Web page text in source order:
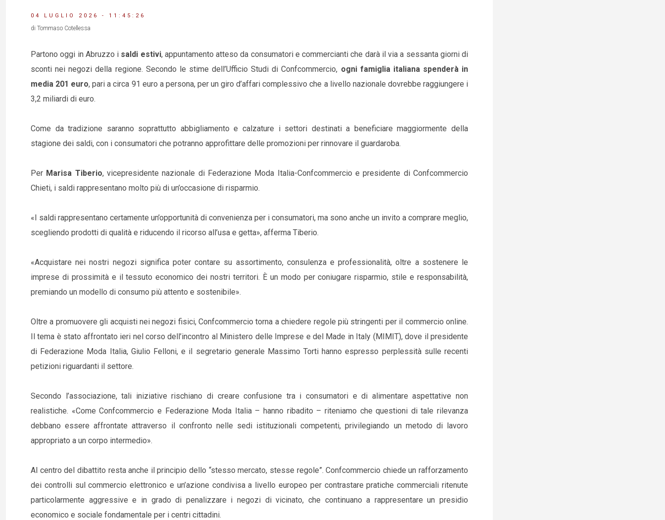
04 LUGLIO 2026 - 11:45:26
di Tommaso Cotellessa
Partono oggi in Abruzzo i saldi estivi, appuntamento atteso da consumatori e commercianti che darà il via a sessanta giorni di
sconti nei negozi della regione. Secondo le stime dell’Ufficio Studi di Confcommercio, ogni famiglia italiana spenderà in
media 201 euro, pari a circa 91 euro a persona, per un giro d’affari complessivo che a livello nazionale dovrebbe raggiungere i
3,2 miliardi di euro.
Come da tradizione saranno soprattutto abbigliamento e calzature i settori destinati a beneficiare maggiormente della
stagione dei saldi, con i consumatori che potranno approfittare delle promozioni per rinnovare il guardaroba.
Per Marisa Tiberio, vicepresidente nazionale di Federazione Moda Italia-Confcommercio e presidente di Confcommercio
Chieti, i saldi rappresentano molto più di un’occasione di risparmio.
«I saldi rappresentano certamente un’opportunità di convenienza per i consumatori, ma sono anche un invito a comprare meglio,
scegliendo prodotti di qualità e riducendo il ricorso all’usa e getta», afferma Tiberio.
«Acquistare nei nostri negozi significa poter contare su assortimento, consulenza e professionalità, oltre a sostenere le
imprese di prossimità e il tessuto economico dei nostri territori. È un modo per coniugare risparmio, stile e responsabilità,
premiando un modello di consumo più attento e sostenibile».
Oltre a promuovere gli acquisti nei negozi fisici, Confcommercio torna a chiedere regole più stringenti per il commercio online.
Il tema è stato affrontato ieri nel corso dell’incontro al Ministero delle Imprese e del Made in Italy (MIMIT), dove il presidente
di Federazione Moda Italia, Giulio Felloni, e il segretario generale Massimo Torti hanno espresso perplessità sulle recenti
petizioni riguardanti il settore.
Secondo l’associazione, tali iniziative rischiano di creare confusione tra i consumatori e di alimentare aspettative non
realistiche. «Come Confcommercio e Federazione Moda Italia – hanno ribadito – riteniamo che questioni di tale rilevanza
debbano essere affrontate attraverso il confronto nelle sedi istituzionali competenti, privilegiando un metodo di lavoro
appropriato a un corpo intermedio».
Al centro del dibattito resta anche il principio dello “stesso mercato, stesse regole”. Confcommercio chiede un rafforzamento
dei controlli sul commercio elettronico e un’azione condivisa a livello europeo per contrastare pratiche commerciali ritenute
particolarmente aggressive e in grado di penalizzare i negozi di vicinato, che continuano a rappresentare un presidio
economico e sociale fondamentale per i centri cittadini.